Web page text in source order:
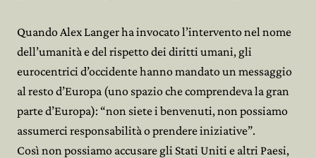
Quando Alex Langer ha invocato l’intervento nel nome
dell’umanità e del rispetto dei diritti umani, gli
eurocentrici d’occidente hanno mandato un messaggio
al resto d’Europa (uno spazio che comprendeva la gran
parte d’Europa): “non siete i benvenuti, non possiamo
assumerci responsabilità o prendere iniziative”.
Così non possiamo accusare gli Stati Uniti e altri Paesi,